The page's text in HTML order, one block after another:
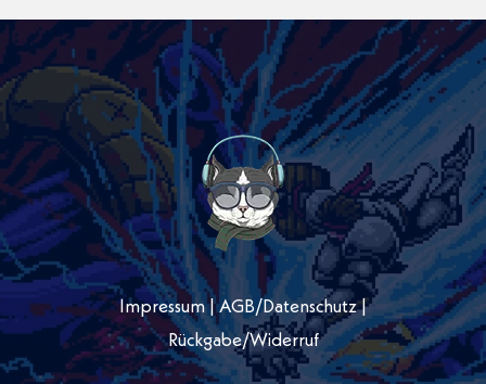
Impressum|AGB/Datenschutz|
Rückgabe/Widerruf